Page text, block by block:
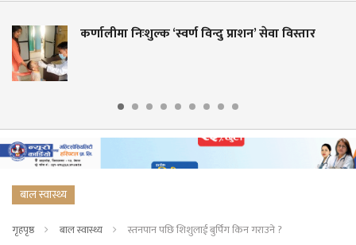
निःशुल्क ‘स्वर्ण विन्दु प्राशन’ सेवा विस्तार
बाल स्वास्थ्य
गृहपृष्ठ बाल स्वास्थ्य स्तनपान पछि शिशुलाई बुर्पिंग किन गराउने ?